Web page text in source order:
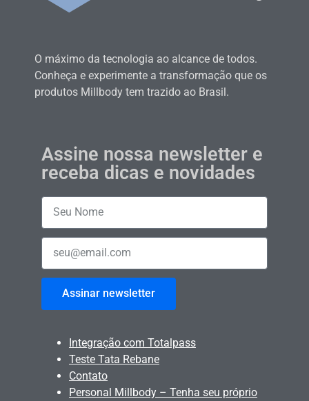
O máximo da tecnologia ao alcance de todos.
Conheça e experimente a transformação que os
produtos Millbody tem trazido ao Brasil.
Assine nossa newsletter e
receba dicas e novidades
Assinar newsletter
Integração com Totalpass
Teste Tata Rebane
Contato
Personal Millbody – Tenha seu próprio